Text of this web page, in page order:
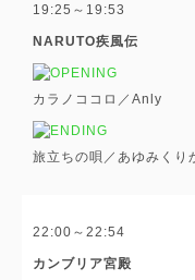
19:25～19:53
NARUTO疾風伝
カラノココロ／Anly
旅立ちの唄／あゆみくり
22:00～22:54
カンブリア宮殿